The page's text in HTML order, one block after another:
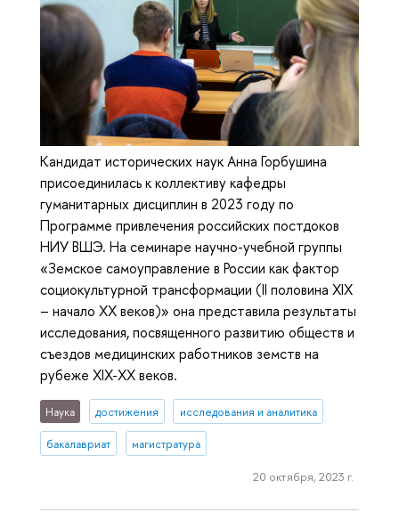
Кандидат исторических наук Анна Горбушина
присоединилась к коллективу кафедры
гуманитарных дисциплин в 2023 году по
Программе привлечения российских постдоков
НИУ ВШЭ. На семинаре научно-учебной группы
«Земское самоуправление в России как фактор
социокультурной трансформации (II половина XIX
– начало XX веков)» она представила результаты
исследования, посвященного развитию обществ и
съездов медицинских работников земств на
рубеже XIX-XX веков.
Наука достижения исследования и аналитика
бакалавриат магистратура
20 октября, 2023 г.